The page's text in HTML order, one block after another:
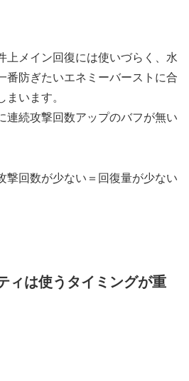
上メイン回復には使いづらく、水
番防ぎたいエネミーバーストに合
まいます。
連続攻撃回数アップのバフが無い
撃回数が少ない＝回復量が少ない
ィは使うタイミングが重